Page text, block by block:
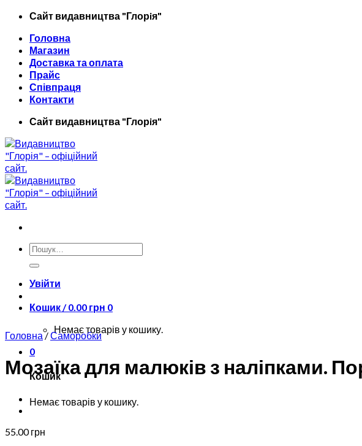
Skip
content
Сайт видавництва "Глорiя"
Головна
Магазин
Доставка та оплата
Прайс
Співпраця
Контакти
Сайт видавництва "Глорiя"
Шукати:
Увійти
Кошик /0.00 грн 0
Немає товарів у кошику.
0
Кошик
Немає товарів у кошику.
Головна /Саморобки
Мозаїка для малюків з наліпками.
55.00грн